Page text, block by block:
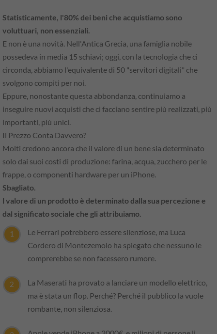
Statisticamente, l'80% dei beni che acquistiamo sono
voluttuari, non essenziali.
E non è una novità. Nell'Antica Grecia, una famiglia nobile
possedeva in media 15 schiavi; oggi, con la tecnologia che ci
circonda, abbiamo l'equivalente di 50 "servitori digitali" che
svolgono compiti per noi.
Eppure, nonostante questa abbondanza, continuiamo a
inseguire nuovi acquisti che ci facciano sentire più realizzati, più
importanti, più unici.
Il Prezzo Conta Davvero?
Molti credono ancora che il valore di un bene sia determinato
solo dai suoi costi di produzione: farina, acqua, zucchero per le
frappe, o componenti hardware per un iPhone.
Sbagliato.
l valore di un prodotto è determinato dalla sua percezione e
dal significato sociale che gli attribuiamo.
Le Ferrari potrebbero essere silenziose, ma Luca
Cordero di Montezemolo ha spiegato che nessuno le
comprerebbe se non facessero rumore.
La Maserati ha provato a lanciare un modello elettrico,
ma è stata un flop. Perché? Perché il pubblico la vuole
rombante, non silenziosa.